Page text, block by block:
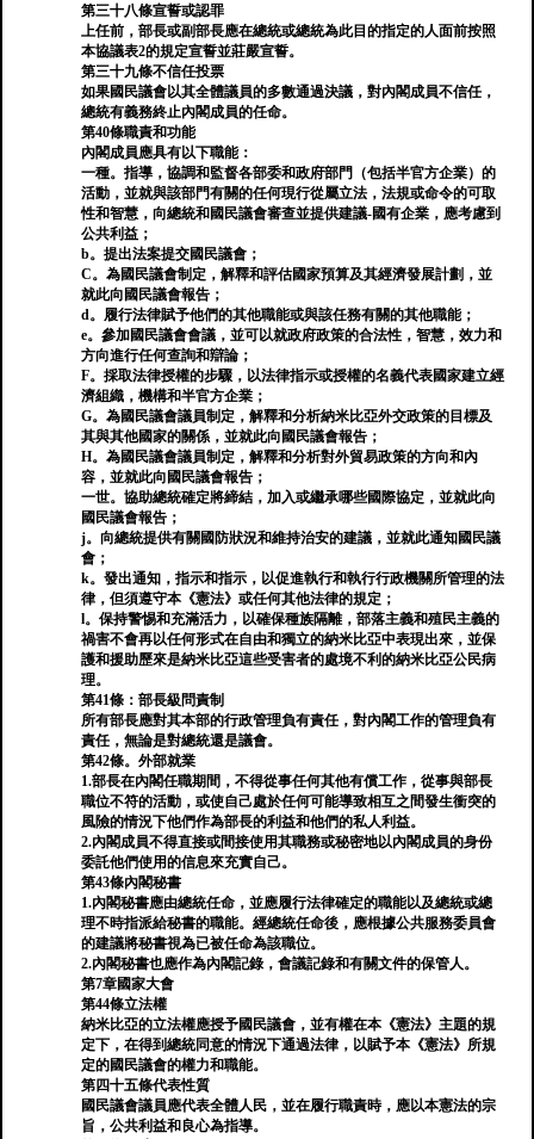
第三十八條宣誓或認罪
上任前，部長或副部長應在總統或總統為此目的指定的人面前按照
本協議表2的規定宣誓並莊嚴宣誓。
第三十九條不信任投票
如果國民議會以其全體議員的多數通過決議，對內閣成員不信任，
總統有義務終止內閣成員的任命。
第40條職責和功能
內閣成員應具有以下職能：
一種。指導，協調和監督各部委和政府部門（包括半官方企業）的
活動，並就與該部門有關的任何現行從屬立法，法規或命令的可取
性和智慧，向總統和國民議會審查並提供建議-國有企業，應考慮到
公共利益；
b。提出法案提交國民議會；
C。為國民議會制定，解釋和評估國家預算及其經濟發展計劃，並
就此向國民議會報告；
d。履行法律賦予他們的其他職能或與該任務有關的其他職能；
e。參加國民議會會議，並可以就政府政策的合法性，智慧，效力和
方向進行任何查詢和辯論；
F。採取法律授權的步驟，以法律指示或授權的名義代表國家建立經
濟組織，機構和半官方企業；
G。為國民議會議員制定，解釋和分析納米比亞外交政策的目標及
其與其他國家的關係，並就此向國民議會報告；
H。為國民議會議員制定，解釋和分析對外貿易政策的方向和內
容，並就此向國民議會報告；
一世。協助總統確定將締結，加入或繼承哪些國際協定，並就此向
國民議會報告；
j。向總統提供有關國防狀況和維持治安的建議，並就此通知國民議
會；
k。發出通知，指示和指示，以促進執行和執行行政機關所管理的法
律，但須遵守本《憲法》或任何其他法律的規定；
l。保持警惕和充滿活力，以確保種族隔離，部落主義和殖民主義的
禍害不會再以任何形式在自由和獨立的納米比亞中表現出來，並保
護和援助歷來是納米比亞這些受害者的處境不利的納米比亞公民病
理。
第41條：部長級問責制
所有部長應對其本部的行政管理負有責任，對內閣工作的管理負有
責任，無論是對總統還是議會。
第42條。外部就業
1.部長在內閣任職期間，不得從事任何其他有償工作，從事與部長
職位不符的活動，或使自己處於任何可能導致相互之間發生衝突的
風險的情況下他們作為部長的利益和他們的私人利益。
2.內閣成員不得直接或間接使用其職務或秘密地以內閣成員的身份
委託他們使用的信息來充實自己。
第43條內閣秘書
1.內閣秘書應由總統任命，並應履行法律確定的職能以及總統或總
理不時指派給秘書的職能。經總統任命後，應根據公共服務委員會
的建議將秘書視為已被任命為該職位。
2.內閣秘書也應作為內閣記錄，會議記錄和有關文件的保管人。
第7章國家大會
第44條立法權
納米比亞的立法權應授予國民議會，並有權在本《憲法》主題的規
定下，在得到總統同意的情況下通過法律，以賦予本《憲法》所規
定的國民議會的權力和職能。
第四十五條代表性質
國民議會議員應代表全體人民，並在履行職責時，應以本憲法的宗
旨，公共利益和良心為指導。